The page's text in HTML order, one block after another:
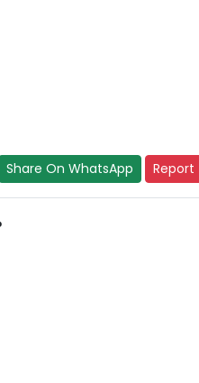
Share On WhatsApp Report